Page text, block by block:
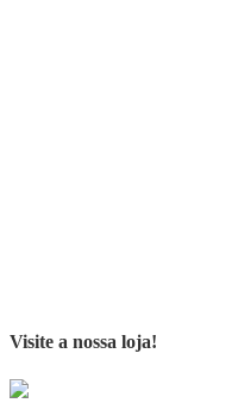
Visite a nossa loja!